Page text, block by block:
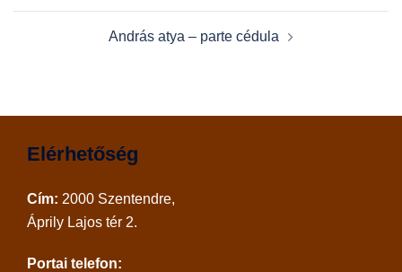
András atya – parte cédula
Elérhetőség
Cím: 2000 Szentendre,
Áprily Lajos tér 2.
Portai telefon: